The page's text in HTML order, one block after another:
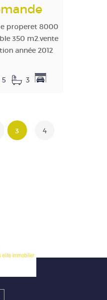
properet 8000
350 m2.vente
année 2012
5 3
3 4